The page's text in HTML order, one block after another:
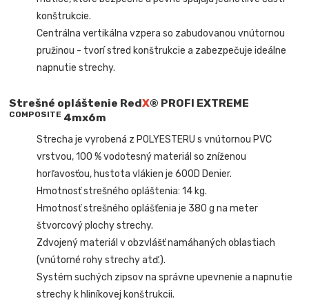
konštrukcie.
Centrálna vertikálna vzpera so zabudovanou vnútornou
pružinou - tvorí stred konštrukcie a zabezpečuje ideálne
napnutie strechy.
Strešné opláštenie RedX® PROFI EXTREME
COMPOSITE 4mx6m
Strecha je vyrobená z POLYESTERU s vnútornou PVC
vrstvou, 100 % vodotesný materiál so zníženou
horľavosťou, hustota vlákien je 600D Denier.
Hmotnosť strešného opláštenia: 14 kg.
Hmotnosť strešného oplášťenia je 380 g na meter
štvorcový plochy strechy.
Zdvojený materiál v obzvlášť namáhaných oblastiach
(vnútorné rohy strechy atď.).
Systém suchých zipsov na správne upevnenie a napnutie
strechy k hliníkovej konštrukcii.